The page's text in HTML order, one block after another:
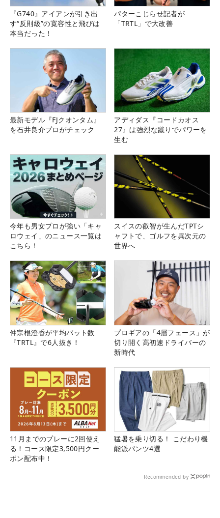
『G740』アイアンが引き出
す“反則級”の寛容性と飛びは
本当だった！
パターこじらせ記者が
「TRTL」で大改善
最新モデル『FJクオンタム』
を石井良介プロがチェック
アディダス『コードカオス
27』は強烈な蹴りでパワーを
生む
今年も男女プロが強い「キャ
ロウェイ」のニュース一覧は
こちら！
スイスの叡智が生んだTPTシ
ャフトで、ゴルフを異次元の
世界へ
仲宗根澄香が平均パット数
『TRTL』で6人抜き！
プロギアの「4層フェース」が
切り開く高初速ドライバーの
新時代
11月までのプレーに2回使え
る！コース限定3,500円クー
ポン配布中！
猛暑を乗り切る！ こだわり機
能派パンツ4選
Recommended by